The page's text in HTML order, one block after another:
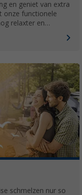
en geniet van extra
onze functionele
relaxter en
schmelzen nur so